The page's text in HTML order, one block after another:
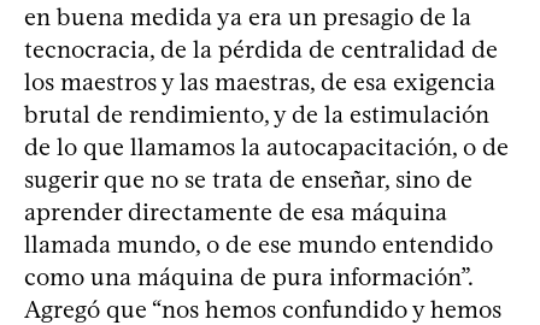
en buena medida ya era un presagio de la
tecnocracia, de la pérdida de centralidad de
los maestros y las maestras, de esa exigencia
brutal de rendimiento, y de la estimulación
de lo que llamamos la autocapacitación, o de
sugerir que no se trata de enseñar, sino de
aprender directamente de esa máquina
llamada mundo, o de ese mundo entendido
como una máquina de pura información”.
Agregó que “nos hemos confundido y hemos